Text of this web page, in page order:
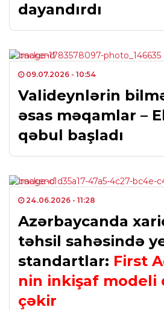
dayandırdı
09.07.2026 - 10:54
Valideynlərin
əsas məqamlar –
qəbul başladı
24.06.2026 - 11:28
Azərbaycanda
təhsil sahəsində
standartlar: First
nin inkişaf modeli
çəkir